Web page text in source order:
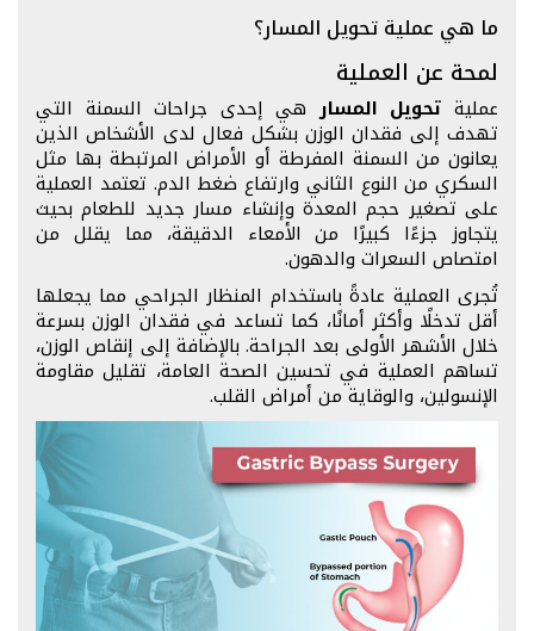
ما هي عملية تحويل المسار؟
لمحة عن العملية
عملية تحويل المسارهي إحدى جراحات السمنة التي
تهدف إلى فقدان الوزن بشكل فعال لدى الأشخاص الذين
يعانون من السمنة المفرطة أو الأمراض المرتبطة بها مثل
السكري من النوع الثاني وارتفاع ضغط الدم. تعتمد العملية
على تصغير حجم المعدة وإنشاء مسار جديد للطعام بحيث
يتجاوز جزءًا كبيرًا من الأمعاء الدقيقة، مما يقلل من
امتصاص السعرات والدهون.
تُجرى العملية عادةً باستخدام المنظار الجراحي مما يجعلها
أقل تدخلًا وأكثر أمانًا، كما تساعد في فقدان الوزن بسرعة
خلال الأشهر الأولى بعد الجراحة. بالإضافة إلى إنقاص الوزن،
تساهم العملية في تحسين الصحة العامة، تقليل مقاومة
الإنسولين، والوقاية من أمراض القلب.